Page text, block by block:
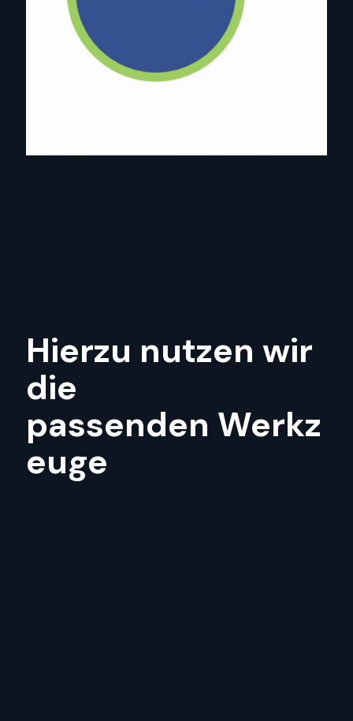
Hierzu nutzen wir
die
passenden Werkz
euge